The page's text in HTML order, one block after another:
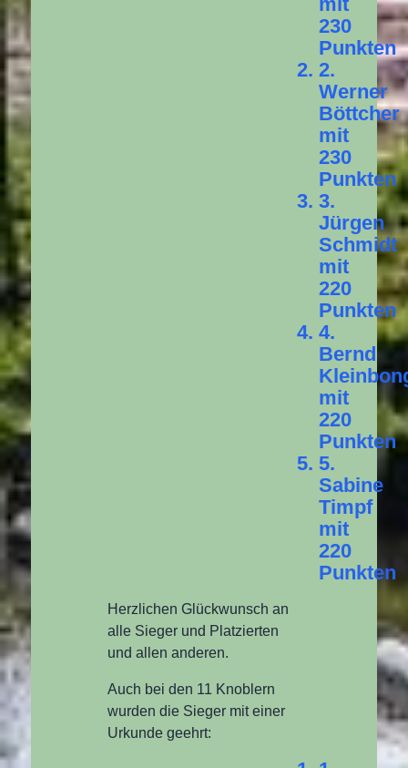
230
Punkten
2.
Werner
Böttcher
mit
230
Punkten
3.
Jürgen
Schmidt
mit
220
Punkten
4.
Bernd
mit
220
Punkten
5.
Sabine
Timpf
mit
220
Punkten
Herzlichen Glückwunsch an
alle Sieger und Platzierten
und allen anderen.
Auch bei den 11 Knoblern
wurden die Sieger mit einer
Urkunde geehrt: